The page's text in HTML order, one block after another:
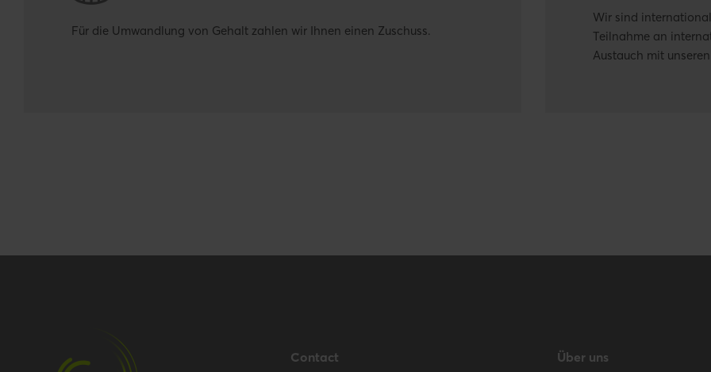
Für die Umwandlung von Gehalt zahlen wir Ihnen einen Zuschuss.
Wir sind
Teilnahme an
Austauch mit
Contact Über uns